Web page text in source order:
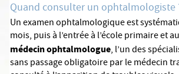
Quand consulter un ophtalmologiste
Un examen ophtalmologique est
mois, puis à l’entrée à l’école primaire et
médecin ophtalmologue, l’un des
sans passage obligatoire par le médecin